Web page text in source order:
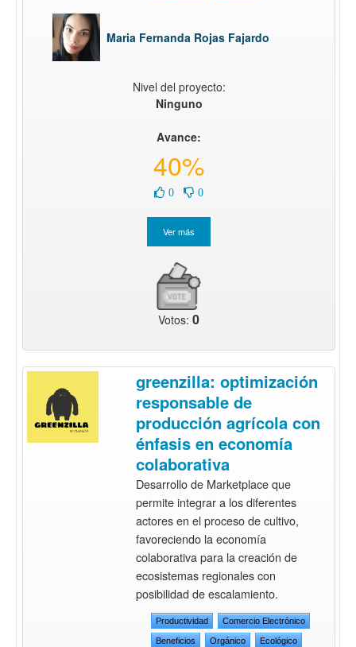
Maria Fernanda Rojas Fajardo
Nivel del proyecto:
Ninguno
Avance:
40%
0 0
Votos: 0
greenzilla: optimización
responsable de
producción agrícola con
énfasis en economía
colaborativa
Desarrollo de Marketplace que
permite integrar a los diferentes
actores en el proceso de cultivo,
favoreciendo la economía
colaborativa para la creación de
ecosistemas regionales con
posibilidad de escalamiento.
Productividad Comercio Electrónico
Beneficios Orgánico Ecológico